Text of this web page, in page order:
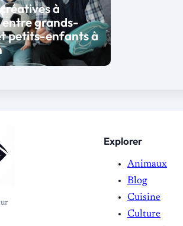
à
grands-
petits-enfants à
Explorer
Animaux
Blog
Cuisine
Culture